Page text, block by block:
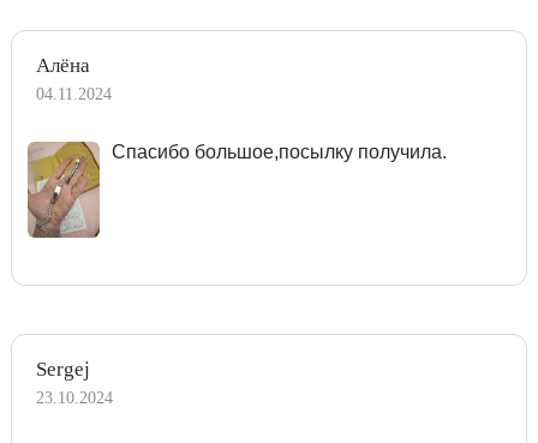
Алёна
04.11.2024
Спасибо большое,посылку получила.
Sergej
23.10.2024